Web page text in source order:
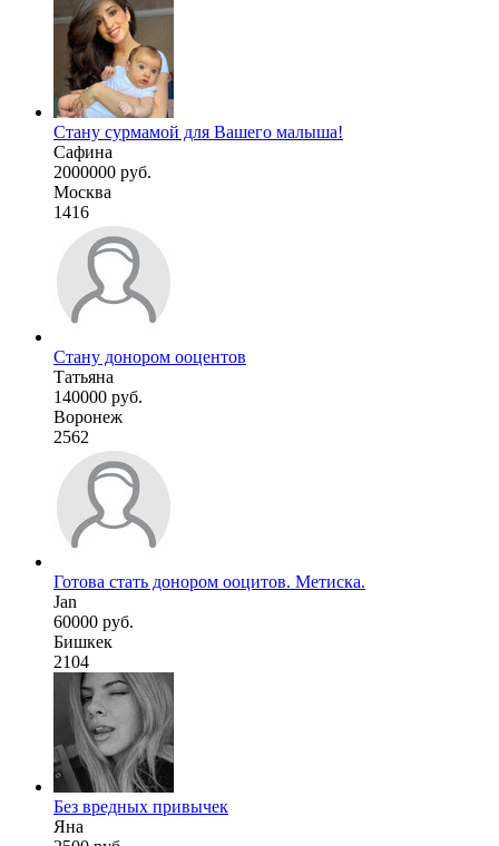
Стану сурмамой для Вашего малыша!
Сафина
2000000 руб.
Москва
1416
Стану донором ооцентов
Татьяна
140000 руб.
Воронеж
2562
Готова стать донором ооцитов. Метиска.
Jan
60000 руб.
Бишкек
2104
Без вредных привычек
Яна